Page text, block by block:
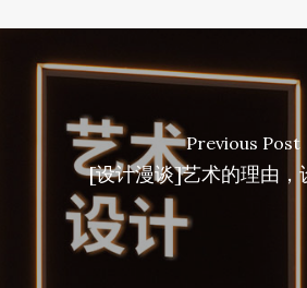
Previous Post
[设计漫谈]艺术的理由，